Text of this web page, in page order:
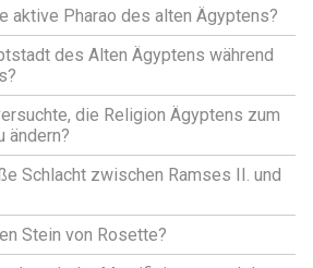
aktive Pharao des alten Ägyptens?
des Alten Ägyptens während
die Religion Ägyptens zum
ändern?
Schlacht zwischen Ramses II. und
Stein von Rosette?